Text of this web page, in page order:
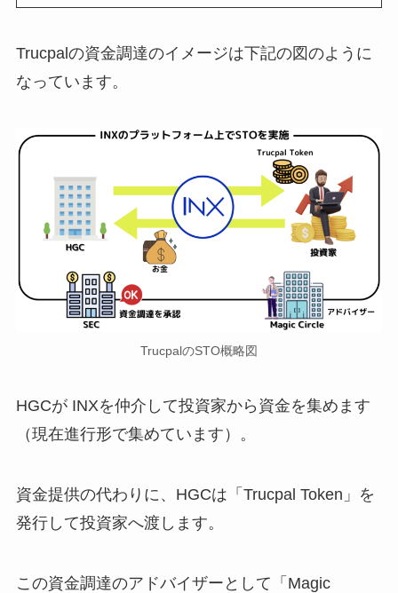
Trucpalの資金調達のイメージは下記の図のように
なっています。
TrucpalのSTO概略図
HGCが INXを仲介して投資家から資金を集めます
（現在進行形で集めています）。
資金提供の代わりに、HGCは「Trucpal Token」を
発行して投資家へ渡します。
この資金調達のアドバイザーとして「Magic